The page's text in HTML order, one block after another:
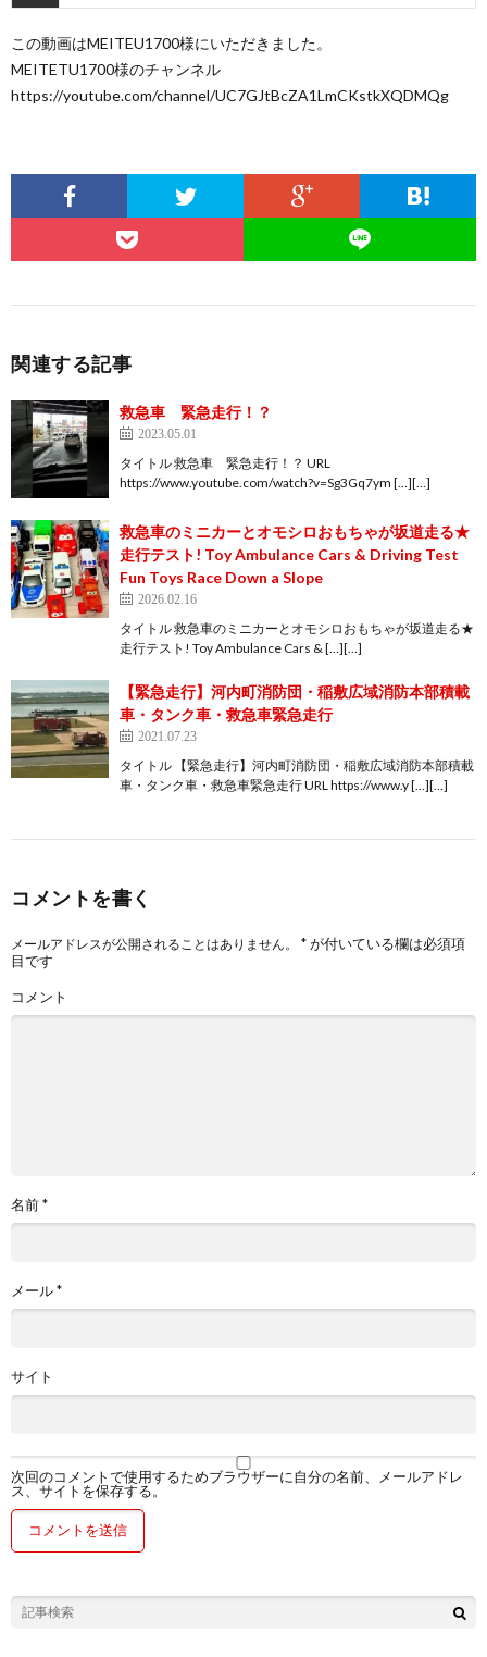
この動画はMEITEU1700様にいただきました。
MEITETU1700様のチャンネル
https://youtube.com/channel/UC7GJtBcZA1LmCKstkXQDMQg
関連する記事
救急車 緊急走行！？
2023.05.01
タイトル 救急車 緊急走行！？ URL
https://www.youtube.com/watch?v=Sg3Gq7ym […][…]
救急車のミニカーとオモシロおもちゃが坂道走る★
走行テスト! Toy Ambulance Cars & Driving Test
Fun Toys Race Down a Slope
2026.02.16
タイトル 救急車のミニカーとオモシロおもちゃが坂道走る★
走行テスト! Toy Ambulance Cars & […][…]
【緊急走行】河内町消防団・稲敷広域消防本部積載
車・タンク車・救急車緊急走行
2021.07.23
タイトル 【緊急走行】河内町消防団・稲敷広域消防本部積載
車・タンク車・救急車緊急走行 URL https://www.y […][…]
コメントを書く
メールアドレスが公開されることはありません。 *が付いている欄は必須項
目です
コメント
名前*
メール*
サイト
次回のコメントで使用するためブラウザーに自分の名前、メールアドレ
ス、サイトを保存する。